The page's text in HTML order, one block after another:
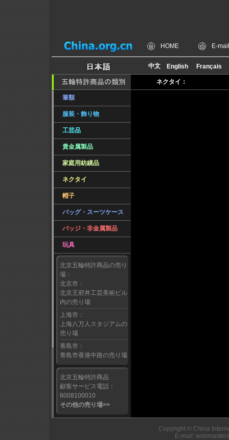
HOME E-mail
筆類
服装・飾り物
工芸品
貴金属製品
家庭用紡績品
ネクタイ
帽子
バッグ・スーツケース
バッジ・非金属製品
玩具
北京五輪特許商品の売り
場：
北京市：
北京王府井工芸美術ビル
内の売り場
上海市：
上海八万人スタジアムの
売り場
青島市：
青島市香港中路の売り場
北京五輪特許商品
顧客サービス電話：
8008100010
その他の売り場>>
ネクタイ：
Copyright © China
E-mail: